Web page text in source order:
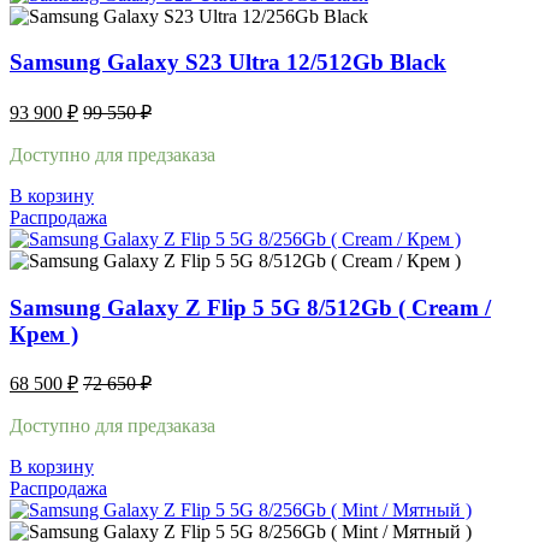
Samsung Galaxy S23 Ultra 12/512Gb Black
93 900 ₽ 99 550₽
Доступно для предзаказа
В корзину
Распродажа
Samsung Galaxy Z Flip 5 5G 8/512Gb ( Cream /
Крем )
68 500 ₽ 72 650₽
Доступно для предзаказа
В корзину
Распродажа